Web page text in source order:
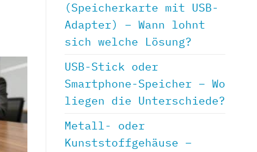
(Speicherkarte mit USB-
Adapter) – Wann lohnt
sich welche Lösung?
USB-Stick oder
Smartphone-Speicher – Wo
liegen die Unterschiede?
Metall- oder
Kunststoffgehäuse –